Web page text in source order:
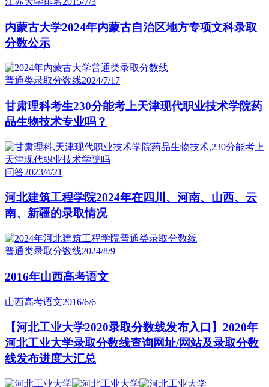
内蒙古大学2024年内蒙古自治区地方专项文科录取
分数公示
普通类录取分数线2024/7/17
甘肃理科考生230分能考上天津现代职业技术学院药
品生物技术专业吗？
问答2023/4/21
河北建筑工程学院2024年在四川、河南、山西、云
南、新疆的录取情况
普通类录取分数线2024/8/9
2016年山西高考语文
山西高考语文2016/6/6
【河北工业大学2020录取分数线发布入口】2020年
河北工业大学录取分数线查询网址/网站及录取分数
线发布进度大汇总